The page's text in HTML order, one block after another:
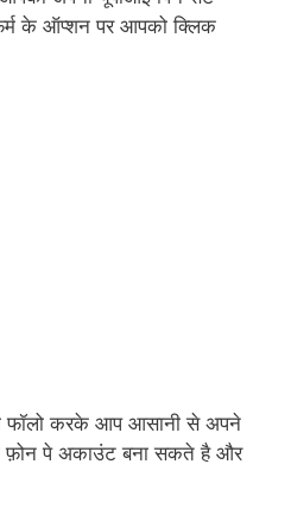
के ऑप्शन पर आपको क्लिक
फॉलो करके आप आसानी से अपने
फ़ोन पे अकाउंट बना सकते है और